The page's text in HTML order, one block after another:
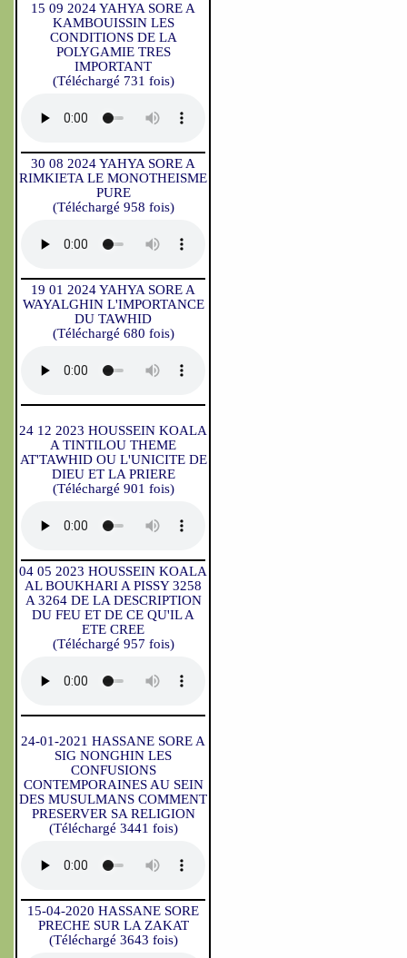
15 09 2024 YAHYA SORE A
KAMBOUISSIN LES
CONDITIONS DE LA
POLYGAMIE TRES
IMPORTANT
(Téléchargé 731 fois)
30 08 2024 YAHYA SORE A
RIMKIETA LE MONOTHEISME
PURE
(Téléchargé 958 fois)
19 01 2024 YAHYA SORE A
WAYALGHIN L'IMPORTANCE
DU TAWHID
(Téléchargé 680 fois)
24 12 2023 HOUSSEIN KOALA
A TINTILOU THEME
AT'TAWHID OU L'UNICITE DE
DIEU ET LA PRIERE
(Téléchargé 901 fois)
04 05 2023 HOUSSEIN KOALA
AL BOUKHARI A PISSY 3258
A 3264 DE LA DESCRIPTION
DU FEU ET DE CE QU'IL A
ETE CREE
(Téléchargé 957 fois)
24-01-2021 HASSANE SORE A
SIG NONGHIN LES
CONFUSIONS
CONTEMPORAINES AU SEIN
DES MUSULMANS COMMENT
PRESERVER SA RELIGION
(Téléchargé 3441 fois)
15-04-2020 HASSANE SORE
PRECHE SUR LA ZAKAT
(Téléchargé 3643 fois)